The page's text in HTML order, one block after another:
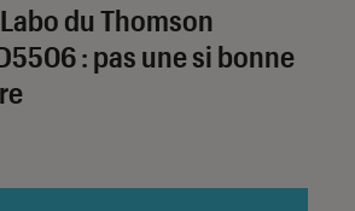
du Thomson
: pas une si bonne